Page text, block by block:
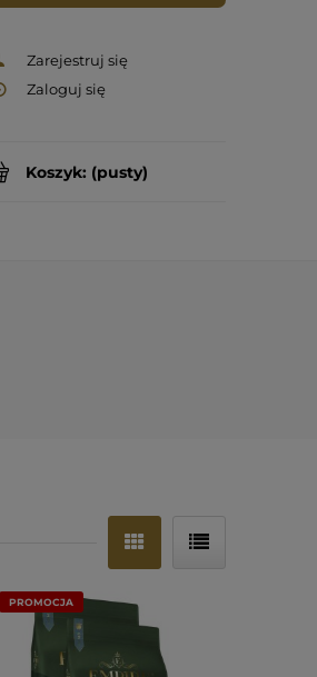
Zarejestruj się
Zaloguj się
Koszyk: (pusty)
PROMOCJA